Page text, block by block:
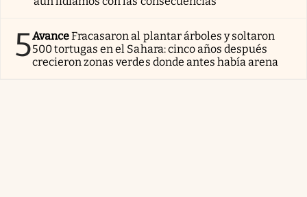
5AvanceFracasaron al plantar árboles y soltaron
500 tortugas en el Sahara: cinco años después
crecieron zonas verdes donde antes había arena